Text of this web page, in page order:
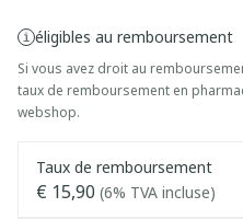
éligibles au remboursement
Si vous avez droit au
taux de remboursement en
webshop.
Taux de remboursement
€ 15,90 (6% TVA incluse)